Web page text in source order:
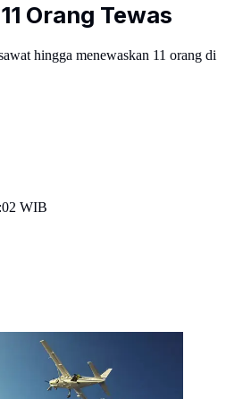
Orang Tewas
hingga menewaskan 11 orang di
WIB